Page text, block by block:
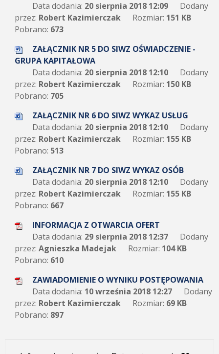
Data dodania: 20 sierpnia 2018 12:09
Dodany
przez: Robert Kazimierczak Rozmiar: 151 KB
Pobrano: 673
ZAŁĄCZNIK NR 5 DO SIWZ OŚWIADCZENIE -
GRUPA KAPITAŁOWA
Data dodania: 20 sierpnia 2018 12:10
Dodany
przez: Robert Kazimierczak Rozmiar: 150 KB
Pobrano: 705
ZAŁĄCZNIK NR 6 DO SIWZ WYKAZ USŁUG
Data dodania: 20 sierpnia 2018 12:10
Dodany
przez: Robert Kazimierczak Rozmiar: 155 KB
Pobrano: 513
ZAŁĄCZNIK NR 7 DO SIWZ WYKAZ OSÓB
Data dodania: 20 sierpnia 2018 12:10
Dodany
przez: Robert Kazimierczak Rozmiar: 155 KB
Pobrano: 667
INFORMACJA Z OTWARCIA OFERT
Data dodania: 29 sierpnia 2018 12:37
Dodany
przez: Agnieszka Madejak Rozmiar: 104 KB
Pobrano: 610
ZAWIADOMIENIE O WYNIKU POSTĘPOWANIA
Data dodania: 10 września 2018 12:27
Dodany
przez: Robert Kazimierczak Rozmiar: 69 KB
Pobrano: 897